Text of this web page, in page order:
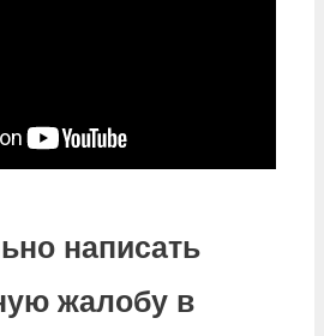
написать
жалобу в